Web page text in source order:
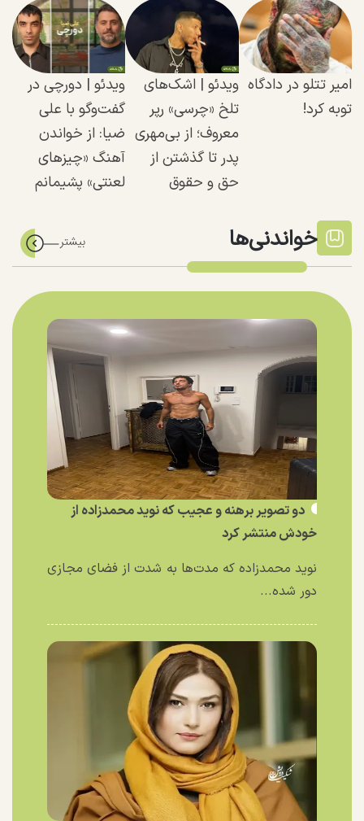
امیر تتلو در دادگاه
توبه کرد!
ویدئو | اشک‌های
تلخ «چرسی» رپر
معروف؛ از بی‌مهری
پدر تا گذشتن از
حق و حقوق
ویدئو | دورچی در
گفت‌وگو با علی
ضیا: از خواندن
آهنگ «چیزهای
لعنتی» پشیمانم
خواندنی‌ها
دو تصویر برهنه و عجیب که نوید محمدزاده از
خودش منتشر کرد
نوید محمدزاده که مدت‌ها به شدت از فضای مجازی
دور شده...